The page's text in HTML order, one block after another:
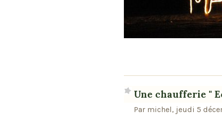
Une chaufferie "
Par michel, jeudi 5